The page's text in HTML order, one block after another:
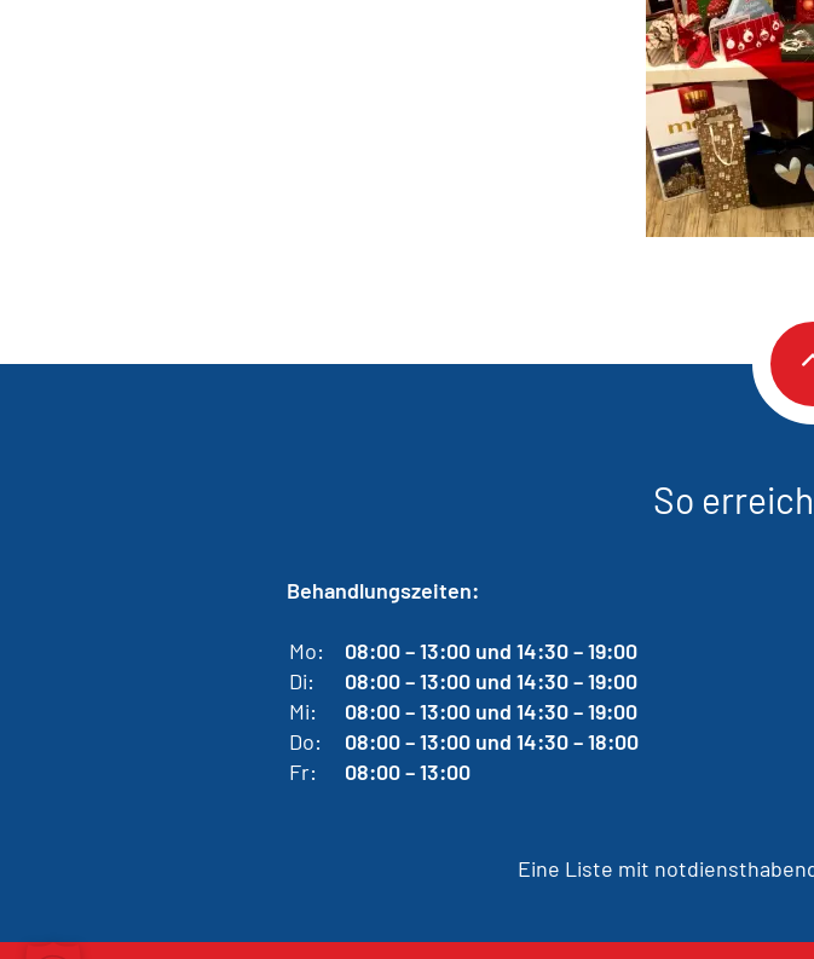
So
Behandlungszeiten:
Mo:
08:00 – 13:00 und 14:30 – 19:00
Di:
08:00 – 13:00 und 14:30 – 19:00
Mi:
08:00 – 13:00 und 14:30 – 19:00
Do:
08:00 – 13:00 und 14:30 – 18:00
Fr:
08:00 – 13:00
Eine Liste mit